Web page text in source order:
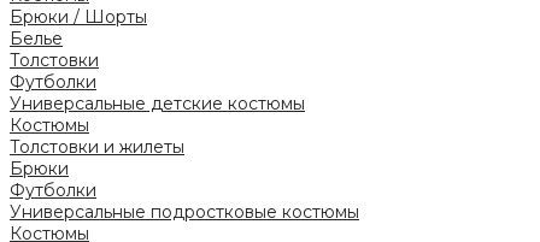
Брюки / Шорты
Белье
Толстовки
Футболки
Универсальные детские костюмы
Костюмы
Толстовки и жилеты
Брюки
Футболки
Универсальные подростковые костюмы
Костюмы